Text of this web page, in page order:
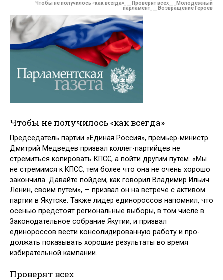
Чтобы не получилось «как всегда»___Проверят всех___Молодежный
парламент___Возвращение Героев
Чтобы не получилось «как всегда»
Председатель партии «Единая Россия», премьер-министр
Дмитрий Медведев призвал коллег-партийцев не
стремиться копировать КПСС, а пойти другим путем. «Мы
не стремимся к КПСС, тем более что она не очень хорошо
закончила. Давайте пойдем, как говорил Владимир Ильич
Ленин, своим путем», — призвал он на встрече с активом
партии в Якутске. Также лидер единороссов напомнил, что
осенью предстоят региональные выборы, в том числе в
Законодательное собрание Яку­тии, и призвал
единороссов вести консолидированную работу и про­
должать показывать хорошие результаты во время
избирательной кам­пании.
Проверят всех